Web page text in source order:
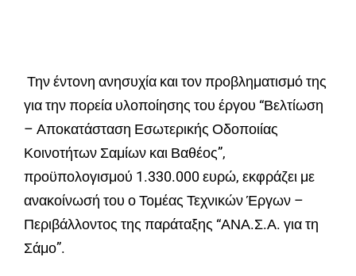
Την έντονη ανησυχία και τον προβληματισμό της
για την πορεία υλοποίησης του έργου “Βελτίωση
– Αποκατάσταση Εσωτερικής Οδοποιίας
Κοινοτήτων Σαμίων και Βαθέος”,
προϋπολογισμού 1.330.000 ευρώ, εκφράζει με
ανακοίνωσή του ο Τομέας Τεχνικών Έργων –
Περιβάλλοντος της παράταξης “ΑΝΑ.Σ.Α. για τη
Σάμο”.